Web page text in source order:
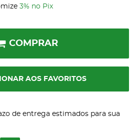
3% no Pix
COMPRAR
AOS FAVORITOS
de entrega estimados para sua